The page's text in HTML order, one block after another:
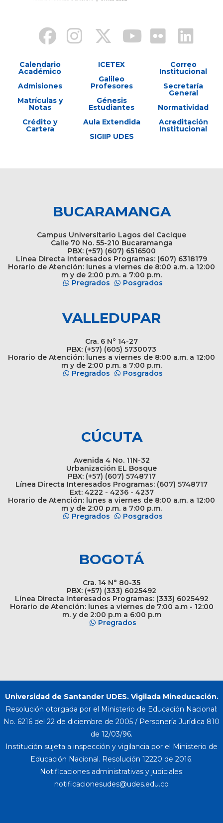
Calendario
Académico
Admisiones
Matrículas y
Notas
Crédito y
Cartera
ICETEX
Galileo
Profesores
Génesis
Estudiantes
Aula Extendida
SIGIIP UDES
Correo
Institucional
Secretaría
General
Normatividad
Acreditación
Institucional
BUCARAMANGA
Campus Universitario Lagos del Cacique
Calle 70 No. 55-210 Bucaramanga
PBX: (+57) (607) 6516500
Línea Directa Interesados Programas: (607) 6318179
Horario de Atención: lunes a viernes de 8:00 a.m. a 12:00
m y de 2:00 p.m. a 7:00 p.m.
Pregrados
Posgrados
VALLEDUPAR
Cra. 6 N° 14-27
PBX: (+57) (605) 5730073
Horario de Atención: lunes a viernes de 8:00 a.m. a 12:00
m y de 2:00 p.m. a 7:00 p.m.
Pregrados
Posgrados
CÚCUTA
Avenida 4 No. 11N-32
Urbanización EL Bosque
PBX: (+57) (607) 5748717
Línea Directa Interesados Programas: (607) 5748717
Ext: 4222 - 4236 - 4237
Horario de Atención: lunes a viernes de 8:00 a.m. a 12:00
m y de 2:00 p.m. a 7:00 p.m.
Pregrados
Posgrados
BOGOTÁ
Cra. 14 N° 80-35
PBX: (+57) (333) 6025492
Línea Directa Interesados Programas: (333) 6025492
Horario de Atención: lunes a viernes de 7:00 a.m - 12:00
m. y de 2:00 p.m a 6:00 p.m
Pregrados
Universidad de Santander UDES. Vigilada Mineducación.
Resolución otorgada por el Ministerio de Educación Nacional:
No. 6216 del 22 de diciembre de 2005 / Personería Jurídica 810
de 12/03/96.
Institución sujeta a inspección y vigilancia por el Ministerio de
Educación Nacional. Resolución 12220 de 2016.
Notificaciones administrativas y judiciales: